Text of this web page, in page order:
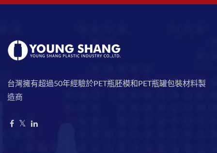
台灣擁有超過50年經驗於PET瓶胚模和PET瓶罐包裝材料製
造商